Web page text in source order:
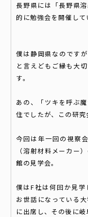
長野県には「長野県
的に勉強会を開催して
僕は静岡県なのです
と言えどもご縁も大
す。
あの、「ツキを呼ぶ
住でしたが、この研究
今回は年一回の視察
（溶射材料メーカー
館の見学会。
僕はF社は何回か見
お世話になっている
に出席し、その後に岐